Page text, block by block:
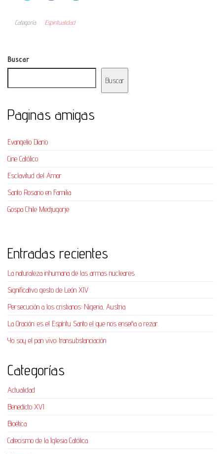
Categoría Espiritualidad
Buscar
Buscar
Paginas amigas
Evangelio Diario
Cine Católico
Esclavitud del Amor
Santo Rosario en Familia
Gospa Chile Medjugorje
Entradas recientes
La naturaleza inhumana de las armas nucleares
Significativo gesto de León XIV
Persecución a los cristianos: Nigeria, Austria
La Oración: es el Espíritu Santo el que nos enseña a rezar.
Yo soy el pan vivo: transubstanciación
Categorías
Actualidad
Benedicto XVI
Bioética
Catecismo de la Iglesia Católica